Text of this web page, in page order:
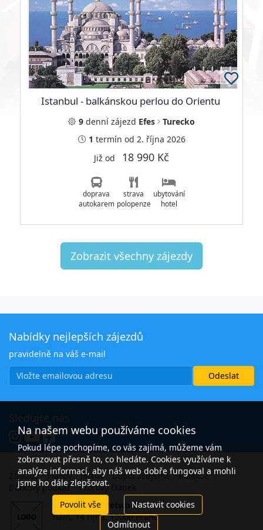
Istanbul - balkánskou perlou do Orientu
9 denní zájezd Efes
Turecko
1 termín od 2. října 2026
Již od 18 990 Kč
doprava
autokarem
strava
polopenze
ubytování
hotel
Zobrazit všechny zájezdy
Nabídky nejlepších zájezdů
pravidelně na váš e-mail
Zájezdy Plavby Jachty Doporučujeme
Kolekce
Dárkový poukaz
Vzorový článek
Open Travel Network
nám. 14 října, 15000 Praha
Na našem webu používáme cookies
Pokud lépe pochopíme, co vás zajímá, můžeme vám
zobrazovat přesně to, co hledáte. Cookies využíváme k
analýze informací, aby náš web dobře fungoval a mohli
jsme ho dále zlepšovat.
Povolit vše
Nastavit cookies
Odmítnout